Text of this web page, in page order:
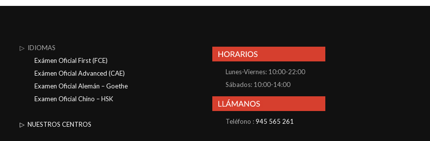
▷ IDIOMAS
Exámen Oficial First (FCE)
Exámen Oficial Advanced (CAE)
Examen Oficial Alemán – Goethe
Examen Oficial Chino – HSK
▷ NUESTROS CENTROS
Lunes-Viernes: 10:00-22:00
Sábados: 10:00-14:00
Teléfono :945 565 261